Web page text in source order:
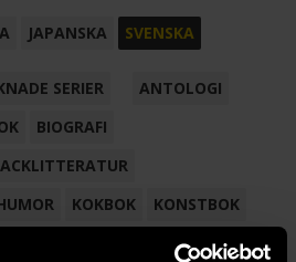
JAPANSKA SVENSKA
SERIER
ANTOLOGI
BIOGRAFI
KOKBOK
KONSTBOK
NOVELL